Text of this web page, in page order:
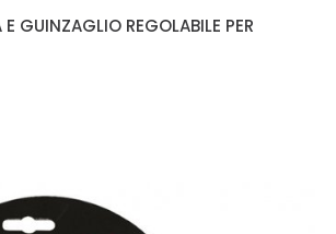
GUINZAGLIO REGOLABILE PER